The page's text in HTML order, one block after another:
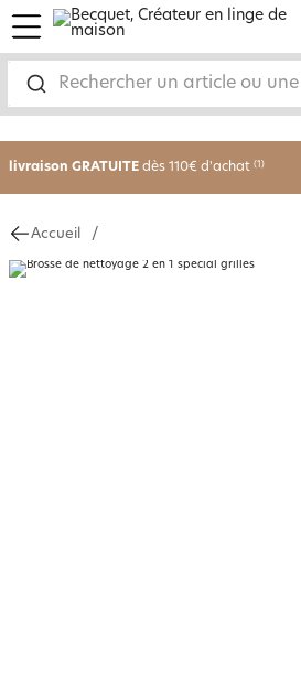
Rechercher un article ou
menu
-30% sur votre commandedès 2 articles
livraison GRATUITE dès 110€ d'achat (1)
Accueil